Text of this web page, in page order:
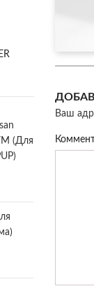
Ваш
(для